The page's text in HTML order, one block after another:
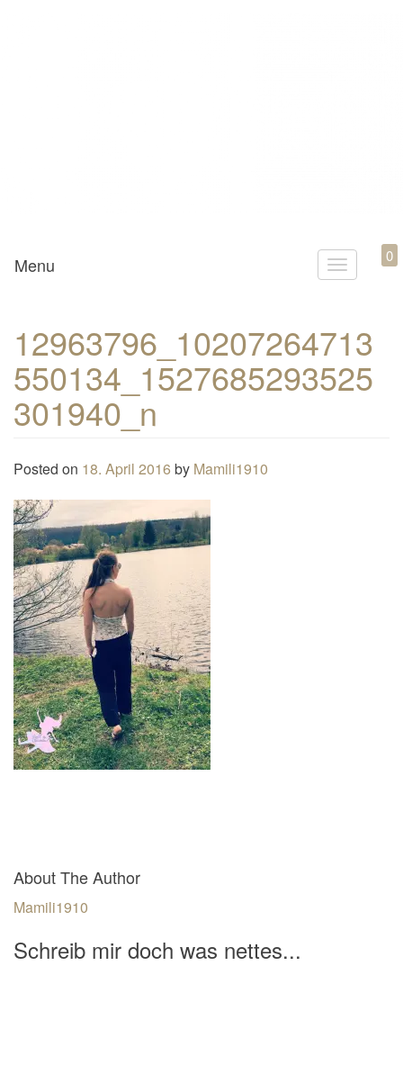
Mamili1910
T
g
l
e
Menu 0
12963796_10207264713
550134_1527685293525
301940_n
Posted on 18. April 2016 by Mamili1910
About The Author
Mamili1910
Schreib mir doch was nettes...